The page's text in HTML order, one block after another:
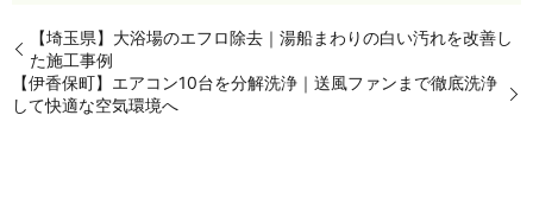
【埼玉県】大浴場のエフロ除去｜湯船まわりの白い汚れを改善し
た施工事例
【伊香保町】エアコン10台を分解洗浄｜送風ファンまで徹底洗浄
して快適な空気環境へ